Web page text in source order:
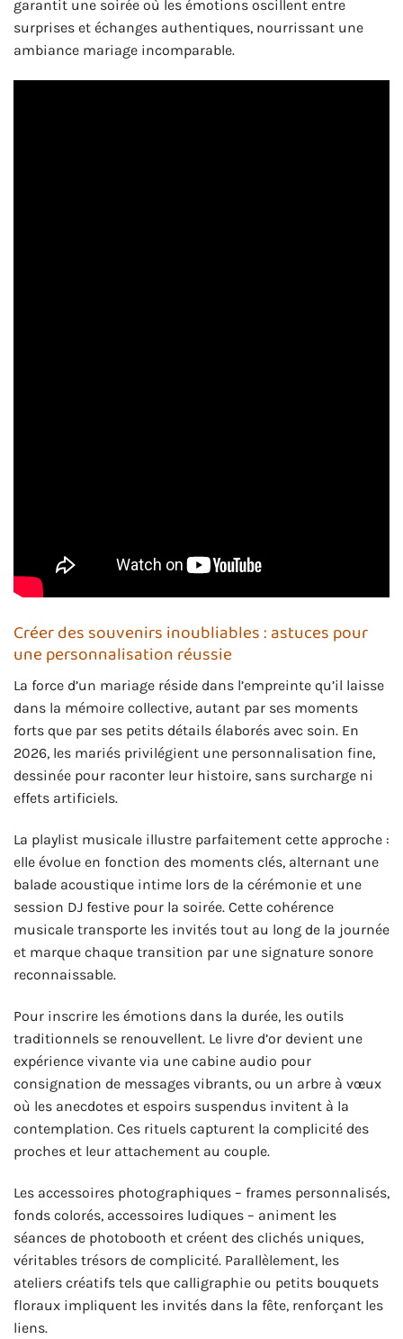
garantit une soirée où les émotions oscillent entre
surprises et échanges authentiques, nourrissant une
ambiance mariage incomparable.
Créer des souvenirs inoubliables : astuces pour
une personnalisation réussie
La force d’un mariage réside dans l’empreinte qu’il laisse
dans la mémoire collective, autant par ses moments
forts que par ses petits détails élaborés avec soin. En
2026, les mariés privilégient une personnalisation fine,
dessinée pour raconter leur histoire, sans surcharge ni
effets artificiels.
La playlist musicale illustre parfaitement cette approche :
elle évolue en fonction des moments clés, alternant une
balade acoustique intime lors de la cérémonie et une
session DJ festive pour la soirée. Cette cohérence
musicale transporte les invités tout au long de la journée
et marque chaque transition par une signature sonore
reconnaissable.
Pour inscrire les émotions dans la durée, les outils
traditionnels se renouvellent. Le livre d’or devient une
expérience vivante via une cabine audio pour
consignation de messages vibrants, ou un arbre à vœux
où les anecdotes et espoirs suspendus invitent à la
contemplation. Ces rituels capturent la complicité des
proches et leur attachement au couple.
Les accessoires photographiques – frames personnalisés,
fonds colorés, accessoires ludiques – animent les
séances de photobooth et créent des clichés uniques,
véritables trésors de complicité. Parallèlement, les
ateliers créatifs tels que calligraphie ou petits bouquets
floraux impliquent les invités dans la fête, renforçant les
liens.